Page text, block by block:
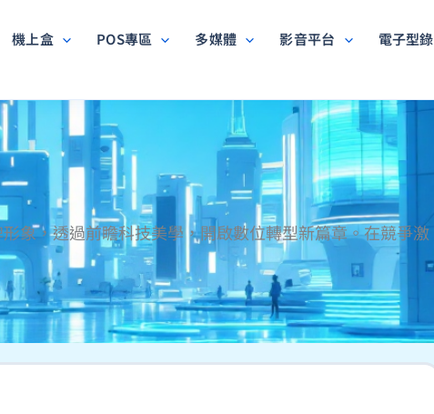
機上盒 POS專區 多媒體 影音平台 電子型錄
象，透過前瞻科技美學，開啟數位轉型新篇章。在競爭激